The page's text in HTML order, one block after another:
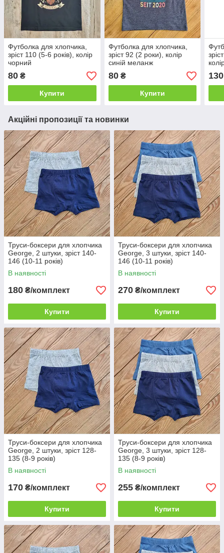
Футболка для хлопчика,
зріст 110 (5-6 років), колір
чорний
80 ₴
Купити
Футболка для хлопчика,
зріст 92 (2 роки), колір
синій меланж
80₴
Купити
130
Акційні пропозиції та новинки
Труси-боксери для хлопчика
George, 2 штуки, зріст 140-
146 (10-11 років)
В наявності
180 ₴/комплект
Купити
Труси-боксери для хлопчика
George, 3 штуки, зріст 140-
146 (10-11 років)
В наявності
270 ₴/комплект
Купити
Труси-боксери для хлопчика
George, 2 штуки, зріст 128-
135 (8-9 років)
В наявності
170 ₴/комплект
Купити
Труси-боксери для хлопчика
George, 3 штуки, зріст 128-
135 (8-9 років)
В наявності
255 ₴/комплект
Купити